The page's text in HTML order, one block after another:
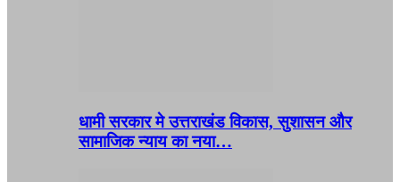
धामी सरकार मे उत्तराखंड विकास, सुशासन और
सामाजिक न्याय का नया…